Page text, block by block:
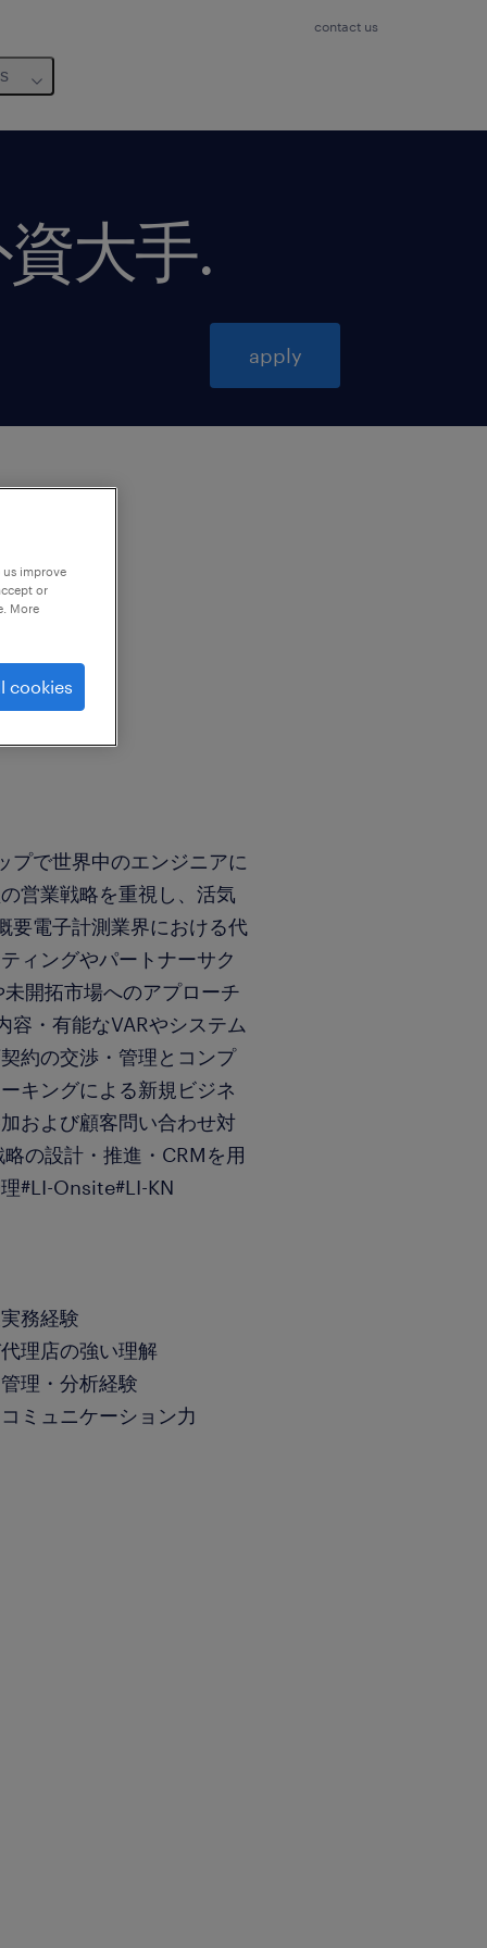
contact us
大手.
apply
プで世界中のエンジニアに
営業戦略を重視し、活気
要電子計測業界における代
ィングやパートナーサク
開拓市場へのアプローチ
容・有能なVARやシステム
約の交渉・管理とコンプ
キングによる新規ビジネ
および顧客問い合わせ対
の設計・推進・CRMを用
#LI-Onsite#LI-KN
務経験
理店の強い理解
理・分析経験
ミュニケーション力
improve
or
More
cookies